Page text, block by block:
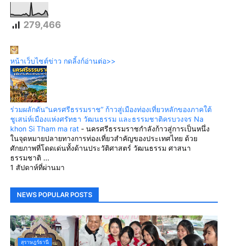
279,466
หน้าเว็บไซต์ข่าว กดลิ้งก์อ่านต่อ>>
ร่วมผลักดัน“นครศรีธรรมราช” ก้าวสู่เมืองท่องเที่ยวหลักของภาคใต้
ชูเสน่ห์เมืองแห่งศรัทธา วัฒนธรรม และธรรมชาติครบวงจร Na
khon Si Tham ma rat - นครศรีธรรมราชกำลังก้าวสู่การเป็นหนึ่ง
ในจุดหมายปลายทางการท่องเที่ยวสำคัญของประเทศไทย ด้วย
ศักยภาพที่โดดเด่นทั้งด้านประวัติศาสตร์ วัฒนธรรม ศาสนา
ธรรมชาติ ...
1 สัปดาห์ที่ผ่านมา
NEWS POPULAR POSTS
สุราษฎร์ธานี